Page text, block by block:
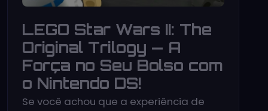
LEGO Star Wars II: The
Original Trilogy — A
Força no Seu Bolso com
o Nintendo DS!
Se você achou que a experiência de